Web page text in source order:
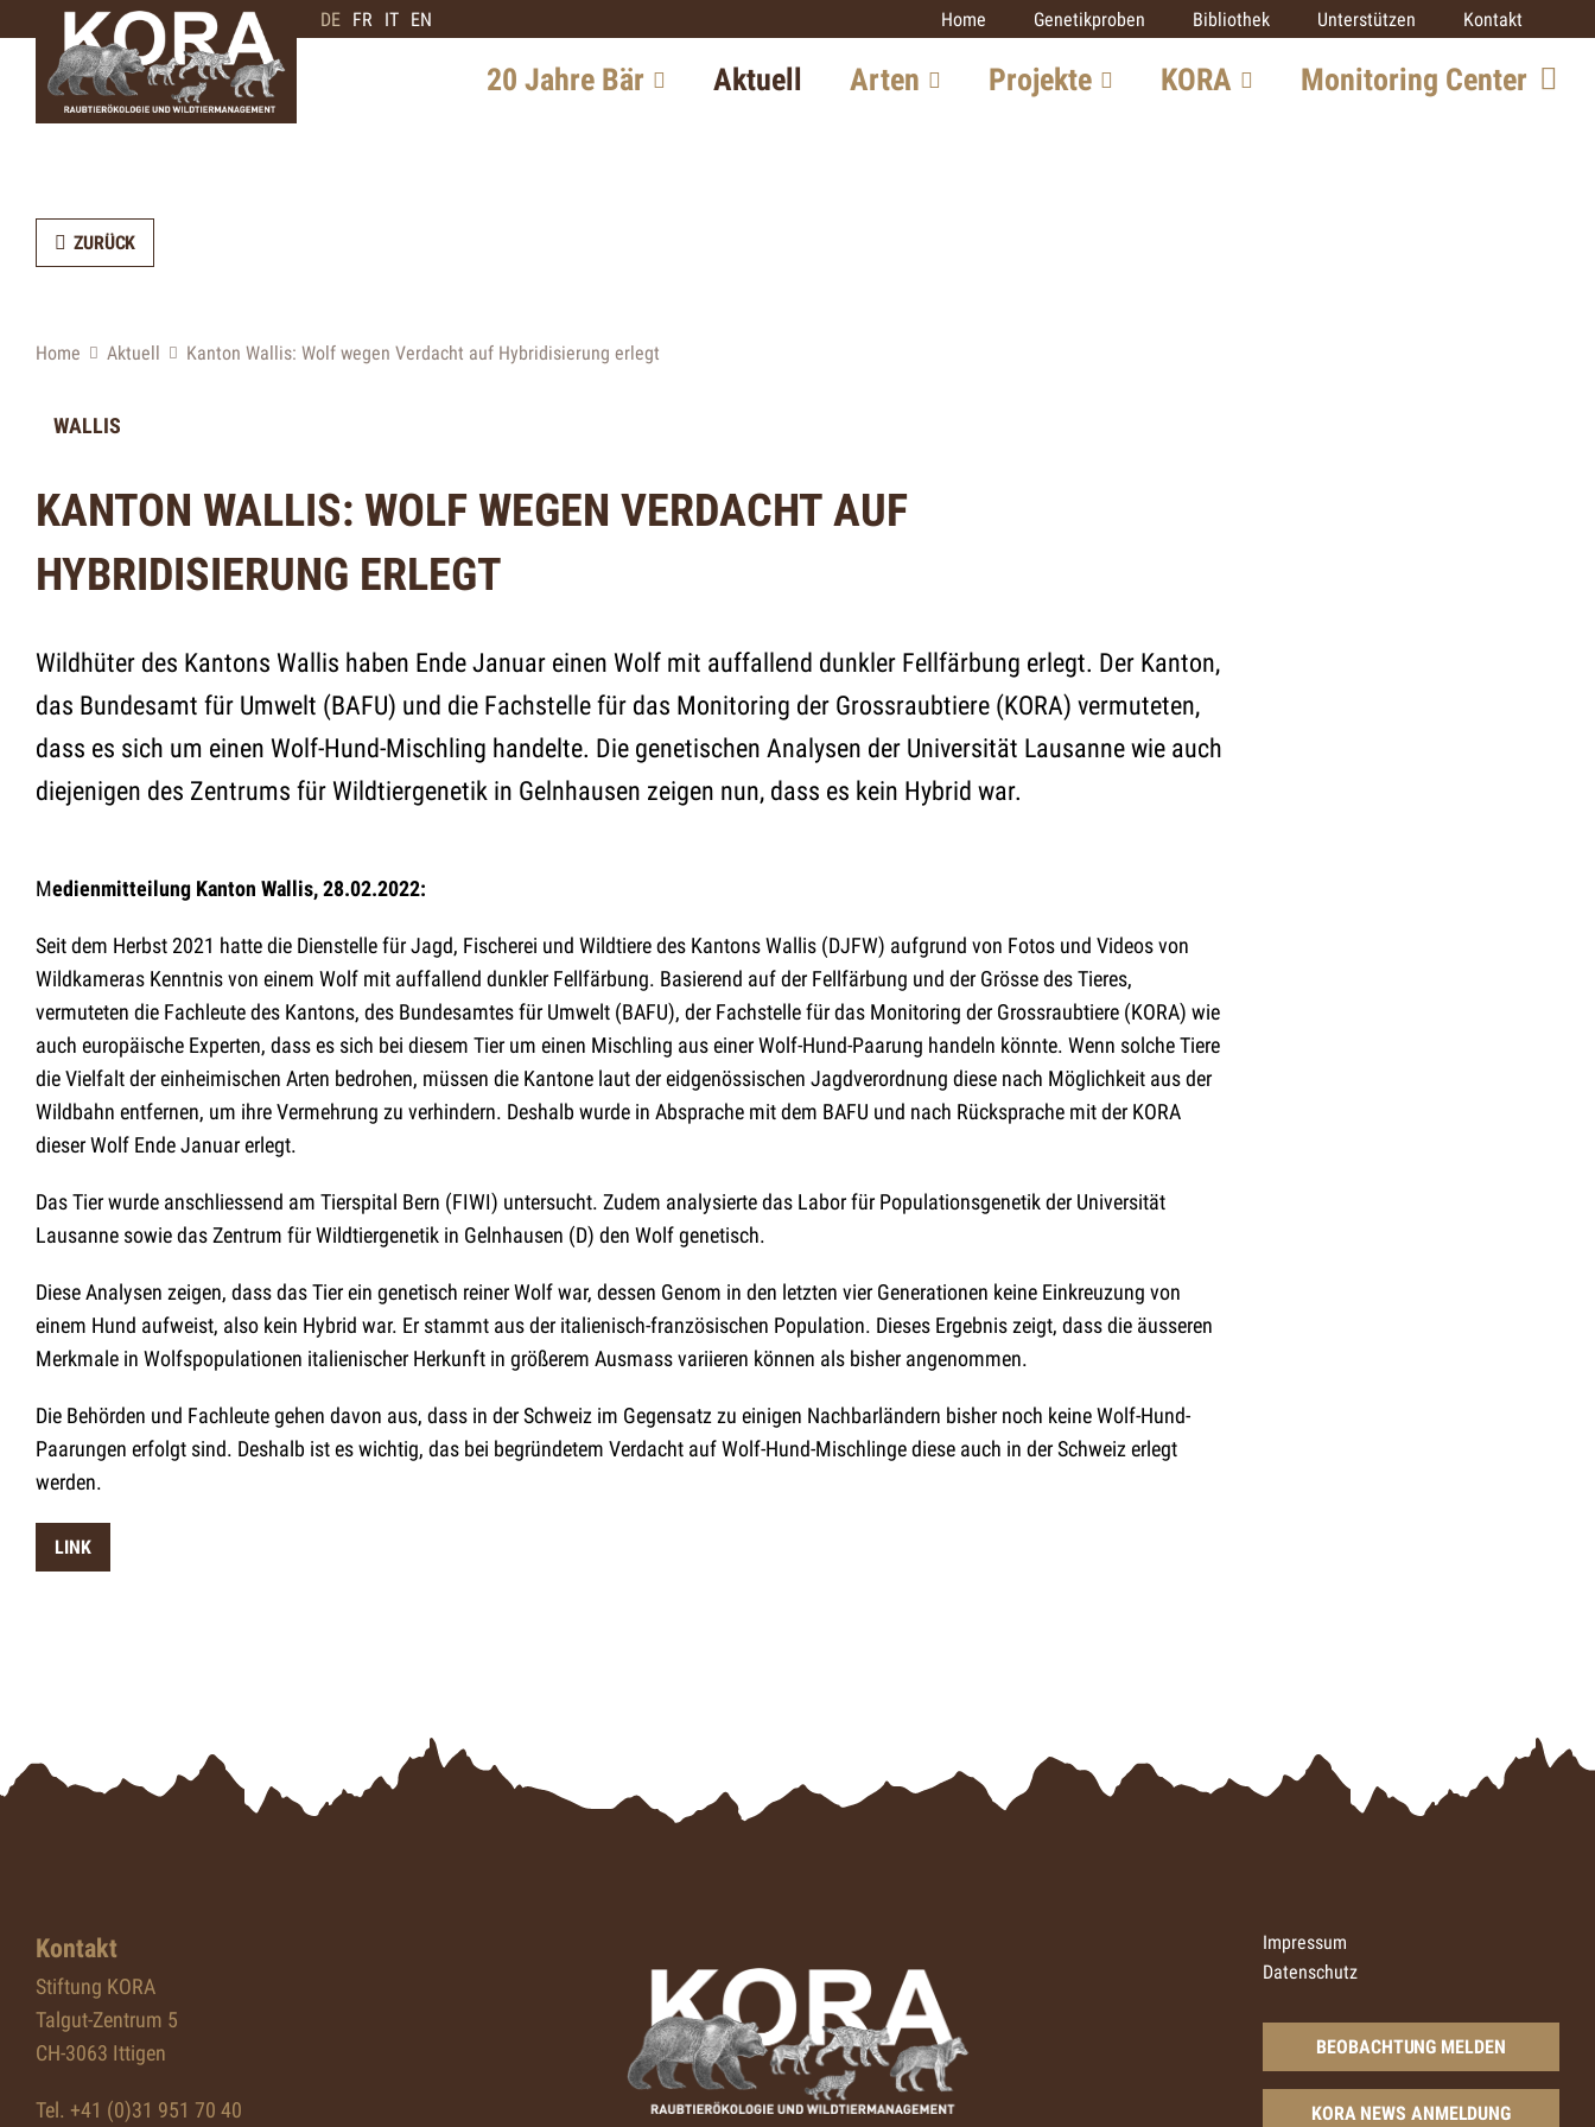
DE FR IT EN Home Genetikproben Bibliothek Unterstützen Kontakt
20 Jahre Bär
Zukunftsaussichten
Aktuell Arten Projekte KORA Monitoring Center
ZURÜCK
Home Aktuell Kanton Wallis: Wolf wegen Verdacht auf Hybridisierung erlegt
WALLIS
KANTON WALLIS: WOLF WEGEN VERDACHT AUF
HYBRIDISIERUNG ERLEGT
Wildhüter des Kantons Wallis haben Ende Januar einen Wolf mit auffallend dunkler Fellfärbung erlegt. Der Kanton,
das Bundesamt für Umwelt (BAFU) und die Fachstelle für das Monitoring der Grossraubtiere (KORA) vermuteten,
dass es sich um einen Wolf-Hund-Mischling handelte. Die genetischen Analysen der Universität Lausanne wie auch
diejenigen des Zentrums für Wildtiergenetik in Gelnhausen zeigen nun, dass es kein Hybrid war.
Medienmitteilung Kanton Wallis, 28.02.2022:
Seit dem Herbst 2021 hatte die Dienstelle für Jagd, Fischerei und Wildtiere des Kantons Wallis (DJFW) aufgrund von Fotos und Videos von
Wildkameras Kenntnis von einem Wolf mit auffallend dunkler Fellfärbung. Basierend auf der Fellfärbung und der Grösse des Tieres,
vermuteten die Fachleute des Kantons, des Bundesamtes für Umwelt (BAFU), der Fachstelle für das Monitoring der Grossraubtiere (KORA) wie
auch europäische Experten, dass es sich bei diesem Tier um einen Mischling aus einer Wolf-Hund-Paarung handeln könnte. Wenn solche Tiere
die Vielfalt der einheimischen Arten bedrohen, müssen die Kantone laut der eidgenössischen Jagdverordnung diese nach Möglichkeit aus der
Wildbahn entfernen, um ihre Vermehrung zu verhindern. Deshalb wurde in Absprache mit dem BAFU und nach Rücksprache mit der KORA
dieser Wolf Ende Januar erlegt.
Das Tier wurde anschliessend am Tierspital Bern (FIWI) untersucht. Zudem analysierte das Labor für Populationsgenetik der Universität
Lausanne sowie das Zentrum für Wildtiergenetik in Gelnhausen (D) den Wolf genetisch.
Diese Analysen zeigen, dass das Tier ein genetisch reiner Wolf war, dessen Genom in den letzten vier Generationen keine Einkreuzung von
einem Hund aufweist, also kein Hybrid war. Er stammt aus der italienisch-französischen Population. Dieses Ergebnis zeigt, dass die äusseren
Merkmale in Wolfspopulationen italienischer Herkunft in größerem Ausmass variieren können als bisher angenommen.
Die Behörden und Fachleute gehen davon aus, dass in der Schweiz im Gegensatz zu einigen Nachbarländern bisher noch keine Wolf-Hund-
Paarungen erfolgt sind. Deshalb ist es wichtig, das bei begründetem Verdacht auf Wolf-Hund-Mischlinge diese auch in der Schweiz erlegt
werden.
LINK
Kontakt
Stiftung KORA
Talgut-Zentrum 5
CH-3063 Ittigen
Tel. +41 (0)31 951 70 40
Impressum
Datenschutz
BEOBACHTUNG MELDEN
KORA NEWS ANMELDUNG